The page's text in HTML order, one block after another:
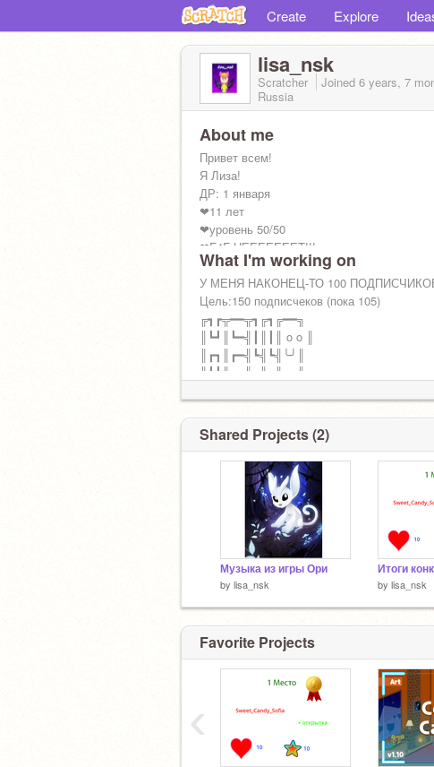
Create Explore
lisa_nsk
Scratcher Joined 6 years, 7
Russia
About me
Привет всем!
Я Лиза!
ДР: 1 января
❤11 лет
❤уровень 50/50
❤F4F-НЕЕЕЕЕЕЕТ!!!
❤Начинающий блогер
❤Люблю лис и сов!
What I'm working on
У МЕНЯ НАКОНЕЦ-ТО 100
Цель:150 подписчеков (пока 105)
╔┓┏╦━━╦┓╔┓╔━━╗
║┗┛║┗━╣┃║┃║ o o ║
║┏┓║┏━╣┗╣┗╣╰╯║
╚┛┗╩━━╩━╩━╩━━╝
Shared Projects (2)
Музыка из игры Ори
by lisa_nsk by lisa_nsk
Favorite Projects
‹